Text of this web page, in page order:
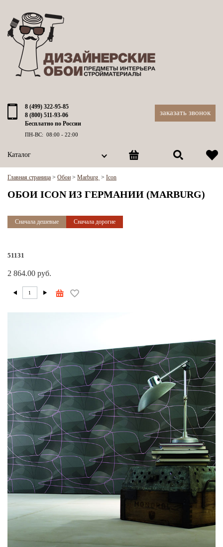
8 (499) 322-95-85
8 (800) 511-93-06
Бесплатно по России
ПН-ВС: 08:00 - 22:00
заказать звонок
Каталог
Главная страница > Обои > Marburg > Icon
ОБОИ ICON ИЗ ГЕРМАНИИ (MARBURG)
Сначала дешевые Сначала дорогие
51131
2 864.00 руб.